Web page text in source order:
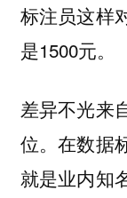
标注员这样
是1500元。
差异不光来
位。在数据
就是业内知